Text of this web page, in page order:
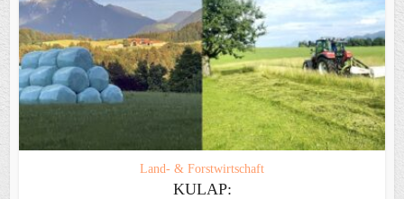
Land- & Forstwirtschaft
KULAP: